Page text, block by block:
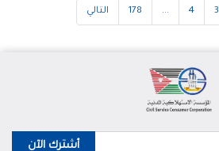
3
4
...
178 التالي
أشترك الآن